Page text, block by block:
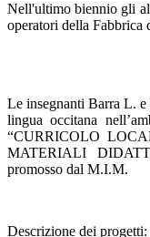
Nell'ultimo biennio gli
operatori della Fabbrica
Le insegnanti Barra L.
lingua occitana
“CURRICOLO
MATERIALI
promosso dal M.I.M.
Descrizione dei progetti: